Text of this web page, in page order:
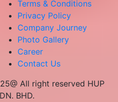
Terms & Conditions
Privacy Policy
Company Journey
Photo Gallery
Career
Contact Us
All right reserved HUP
BHD.